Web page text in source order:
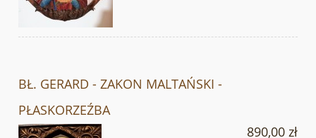
BŁ. GERARD - ZAKON MALTAŃSKI -
PŁASKORZEŹBA
890,00 zł